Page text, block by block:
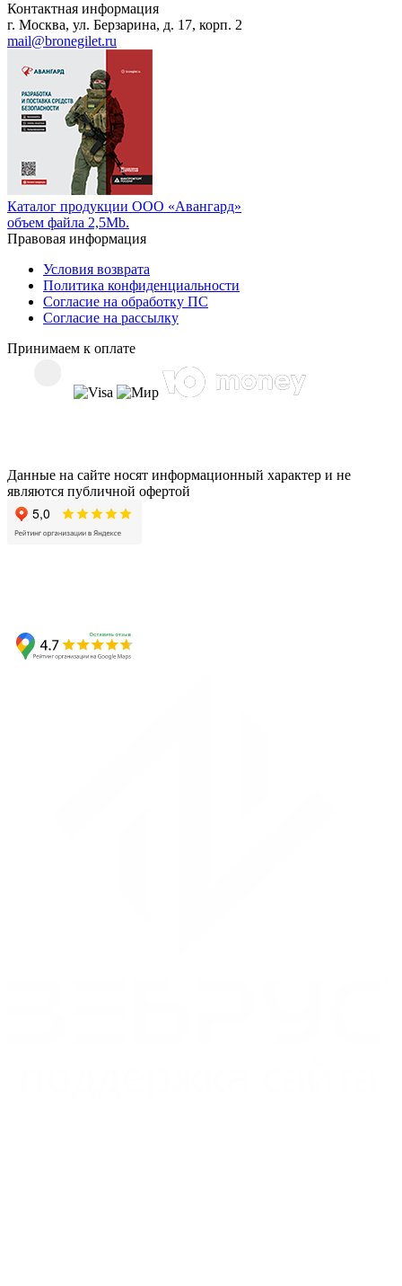
Контактная информация
г. Москва, ул. Берзарина, д. 17, корп. 2
mail@bronegilet.ru
Каталог продукции ООО «Авангард»
объем файла 2,5Mb.
Правовая информация
Условия возврата
Политика конфиденциальности
Согласие на обработку ПС
Согласие на рассылку
Принимаем к оплате
Данные на сайте носят информационный характер и не
являются публичной офертой